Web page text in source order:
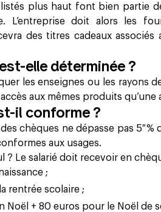
listés plus haut font bien partie
L’entreprise doit alors les
des titres cadeaux associés
elle déterminée ?
les enseignes ou les rayons
aux mêmes produits
il conforme ?
chèques ne dépasse pas 5
aux usages.
? Le salarié doit recevoir en
;
rentrée scolaire ;
Noël + 80 euros pour le Noël de